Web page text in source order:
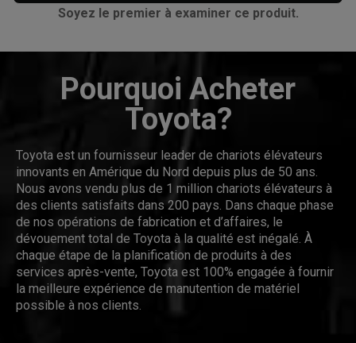
Soyez le premier à examiner ce produit.
Pourquoi Acheter
Toyota?
Toyota est un fournisseur leader de chariots élévateurs
innovants en Amérique du Nord depuis plus de 50 ans.
Nous avons vendu plus de 1 million chariots élévateurs à
des clients satisfaits dans 200 pays. Dans chaque phase
de nos opérations de fabrication et d’affaires, le
dévouement total de Toyota à la qualité est inégalé. À
chaque étape de la planification de produits à des
services après-vente, Toyota est 100% engagée à fournir
la meilleure expérience de manutention de matériel
possible à nos clients.